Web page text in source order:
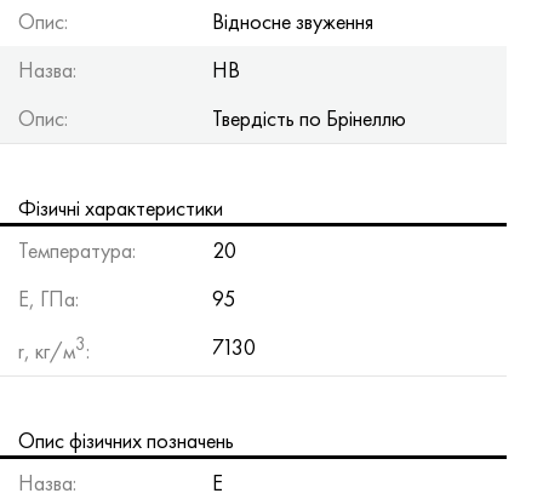
Опис:
Відносне звуження
Назва:
HB
Опис:
Твердість по Брінеллю
Фізичні характеристики
Температура:
20
Е, ГПа:
95
r, кг/м3: 7130
Опис фізичних позначень
Назва:
Е